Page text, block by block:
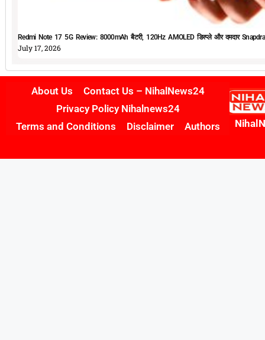
Redmi Note 17 5G Review: 8000mAh बैटरी, 120Hz AMOLED डिस्प्ले और दमदार
July 17, 2026
About Us
Contact Us – NihalNews24
Privacy Policy Nihalnews24
Terms and Conditions
Disclaimer Authors